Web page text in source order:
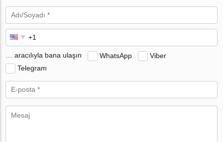
… aracılıyla bana ulaşın WhatsApp
Viber
Telegram